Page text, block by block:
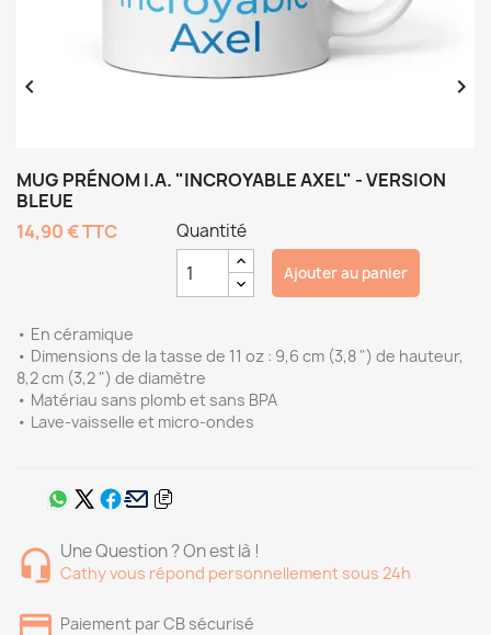
 
MUG PRÉNOM I.A. "INCROYABLE AXEL" - VERSION
BLEUE
14,90 €TTC
• En céramique
• Dimensions de la tasse de 11 oz : 9,6 cm (3,8 ") de hauteur,
8,2 cm (3,2 ") de diamètre
• Matériau sans plomb et sans BPA
• Lave-vaisselle et micro-ondes
Quantité
Ajouter au panier
Une Question ? On est là !
Cathy vous répond personnellement sous 24h
Paiement par CB sécurisé